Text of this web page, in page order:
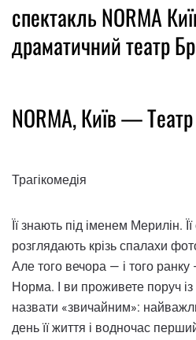
спектакль NORMA
драматичний театр
NORMA, Київ —
Трагікомедія
Її знають під іменем Мерилін.
розглядають крізь спалахи
Але того вечора — і того
Норма. І ви проживете поруч
назвати «звичайним»:
день її життя і водночас